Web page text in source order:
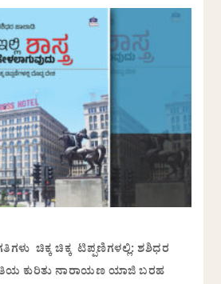
ಚಿಕ್ಕ ಚಿಕ್ಕ ಟಿಪ್ಪಣಿಗಳಲ್ಲಿ: ಶಶಿಧರ
ಕುರಿತು ನಾರಾಯಣ ಯಾಜಿ ಬರಹ